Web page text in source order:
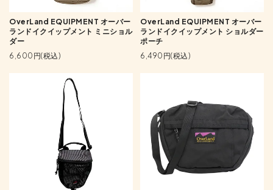
OverLand EQUIPMENT オーバー
ランドイクイップメント ミニショル
ダー
6,600円(税込)
OverLand EQUIPMENT オーバー
ランドイクイップメント ショルダー
ポーチ
6,490円(税込)